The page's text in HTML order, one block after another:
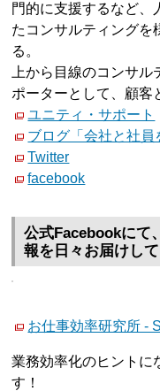
門的に支援するなど、
たコンサルティングを
る。
上から目線のコンサ
ポーターとして、顧客
ユニティ・サポート
ブログ「会社と社員
Twitter
facebook
公式Facebookにて
報を日々お届けして
お仕事効率研究所 -
業務効率化のヒントに
す！